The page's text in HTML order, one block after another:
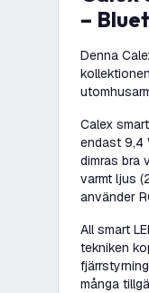
–
Denna
Calex
endast 9,4
dimras bra
varmt ljus
använder
All smart
tekniken
många